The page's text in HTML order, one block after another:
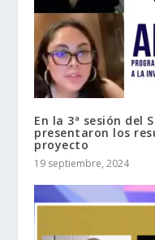
En la 3ª sesión del
presentaron los
proyecto
19 septiembre, 2024